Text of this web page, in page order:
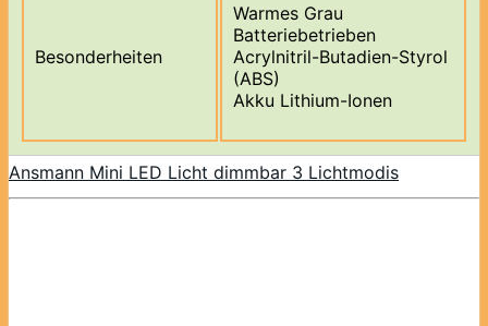
Besonderheiten
Warmes Grau
Batteriebetrieben
Acrylnitril-Butadien-Styrol
(ABS)
Akku Lithium-Ionen
Ansmann Mini LED Licht dimmbar 3 Lichtmodis